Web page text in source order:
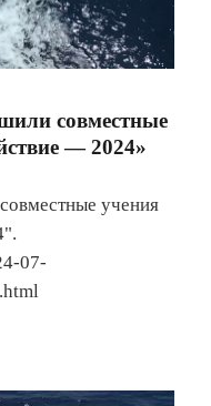
совместные
— 2024»
учения
07-